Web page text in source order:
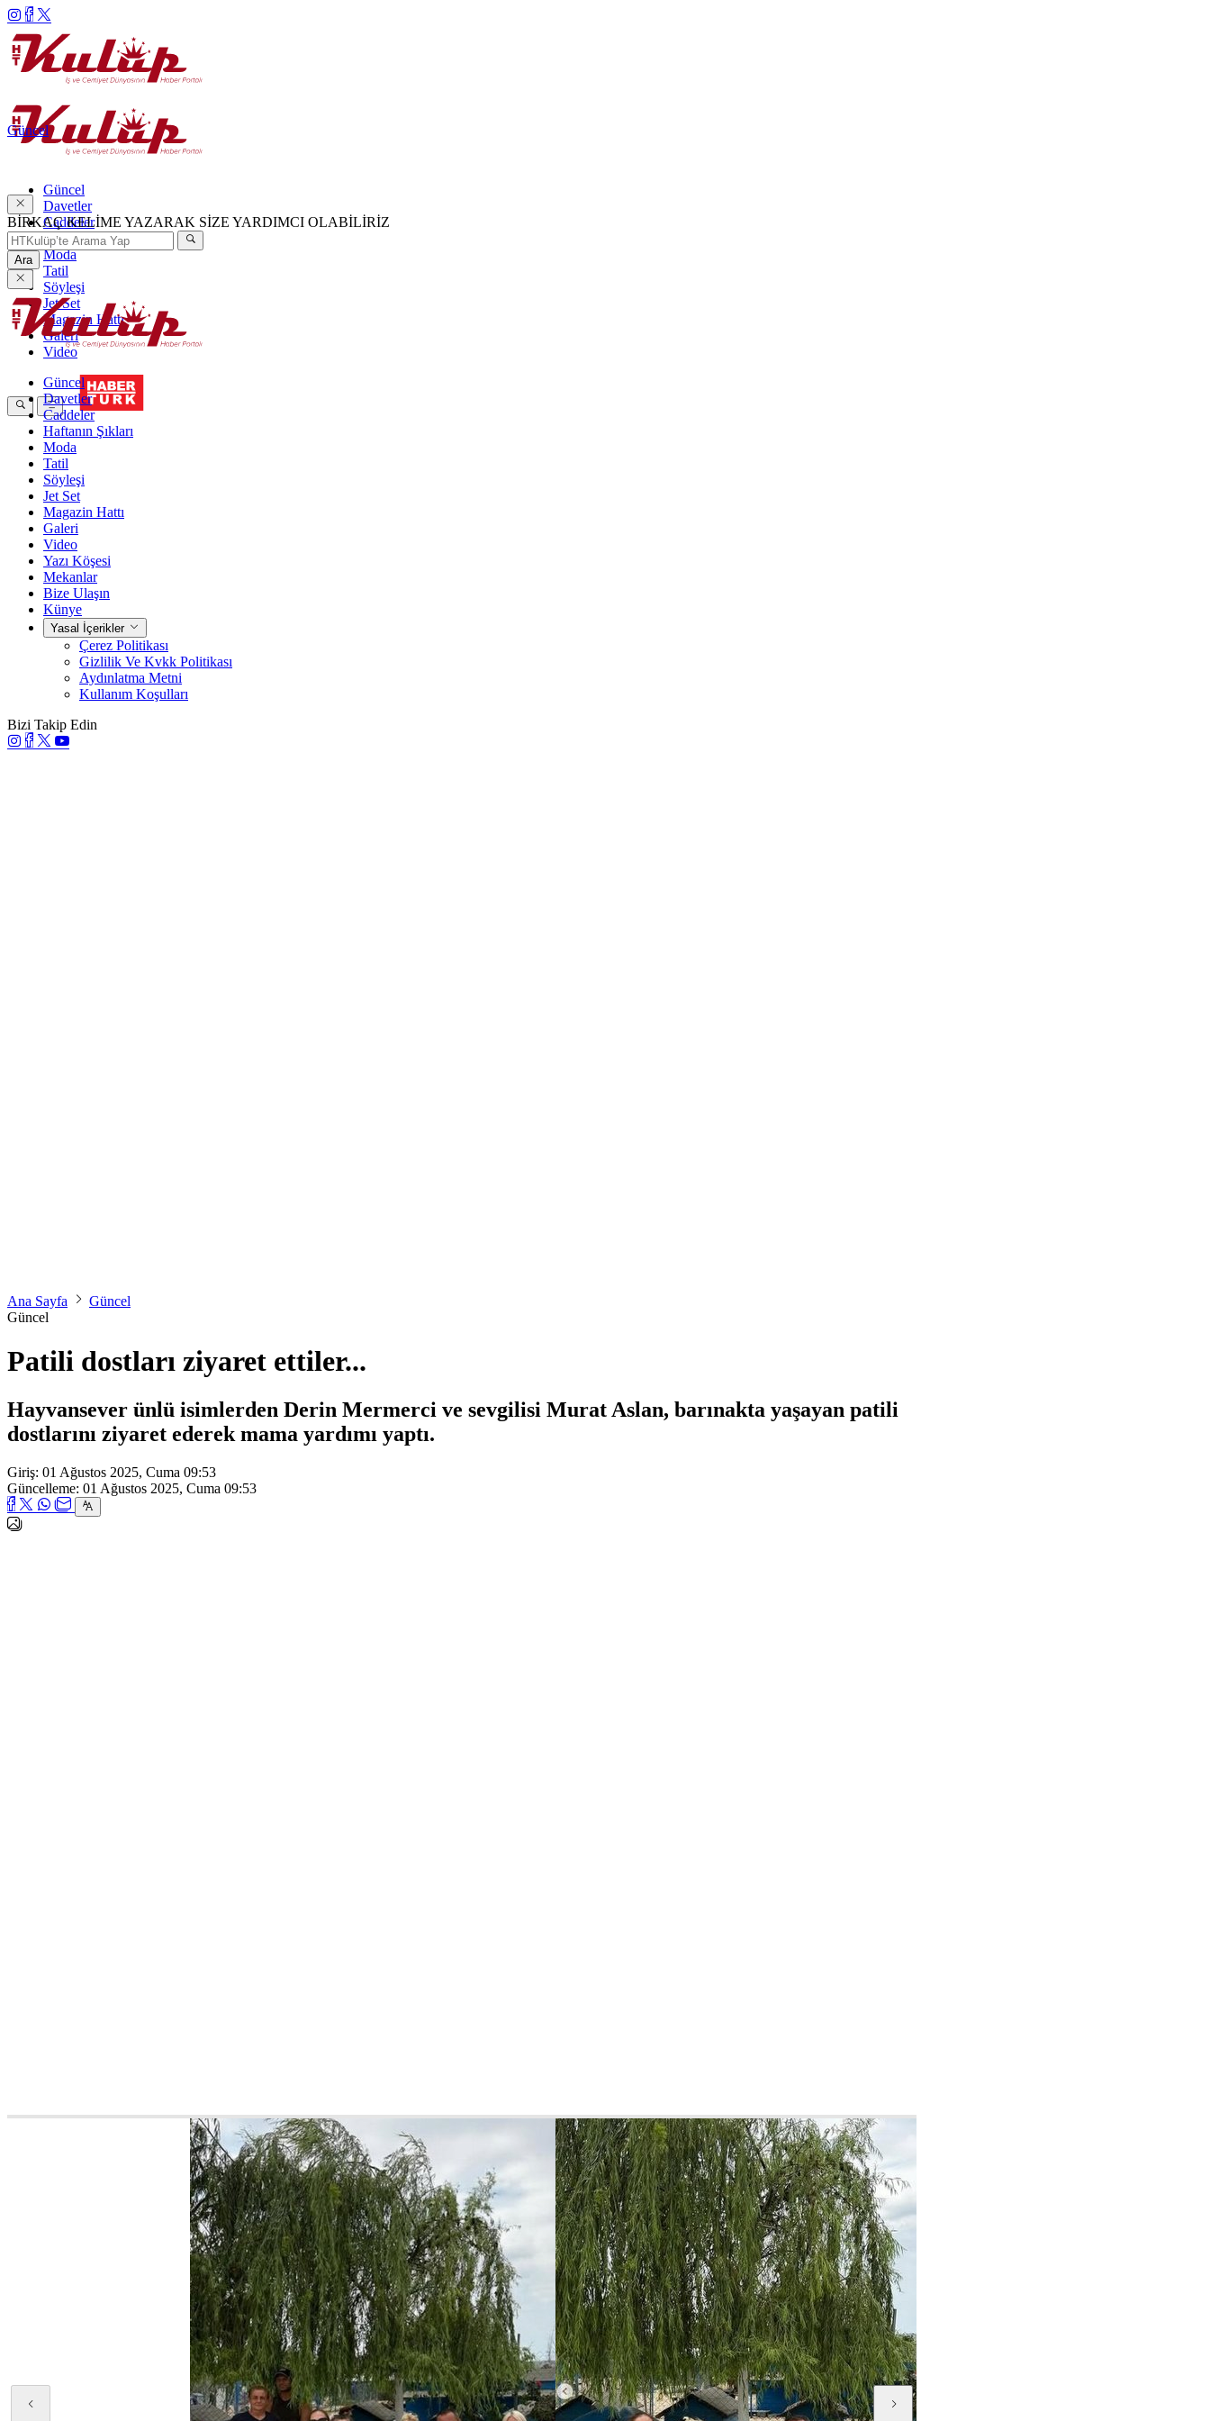
Güncel
Davetler
Caddeler
Haftanın Şıkları
Moda
Tatil
Söyleşi
Jet Set
Magazin Hattı
Galeri
Video
Güncel
BİRKAÇ KELİME YAZARAK SİZE YARDIMCI OLABİLİRİZ
Ara
Güncel
Davetler
Caddeler
Haftanın Şıkları
Moda
Tatil
Söyleşi
Jet Set
Magazin Hattı
Galeri
Video
Yazı Köşesi
Mekanlar
Bize Ulaşın
Künye
Yasal İçerikler
Çerez Politikası
Gizlilik Ve Kvkk Politikası
Aydınlatma Metni
Kullanım Koşulları
Bizi Takip Edin
Ana Sayfa
Güncel
Güncel
Patili dostları ziyaret ettiler...
Hayvansever ünlü isimlerden Derin Mermerci ve sevgilisi Murat Aslan, barınakta yaşayan patili
dostlarını ziyaret ederek mama yardımı yaptı.
Giriş: 01 Ağustos 2025, Cuma 09:53
Güncelleme: 01 Ağustos 2025, Cuma 09:53